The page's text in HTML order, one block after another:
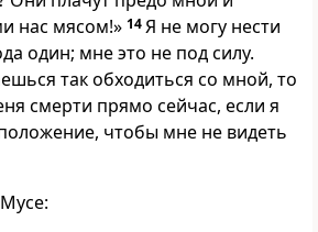
нас мясом!» 14Я не могу нести
один; мне это не под силу.
так обходиться со мной, то
смерти прямо сейчас, если я
чтобы мне не видеть